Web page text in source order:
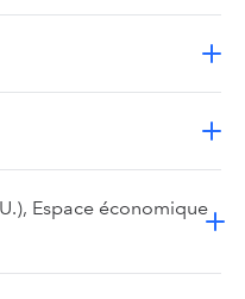
Espace économique